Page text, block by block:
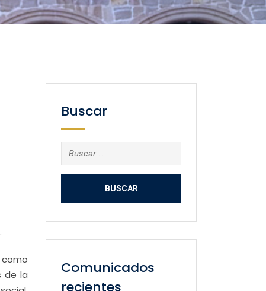
de la
Buscar
Buscar:
Comunicados
recientes